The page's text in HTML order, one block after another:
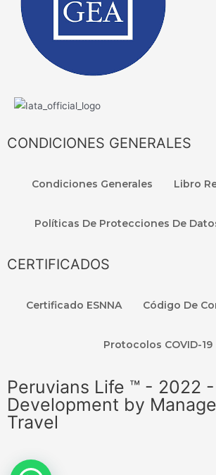
CONDICIONES GENERALES
Condiciones Generales Libro
Políticas De Protecciones De
CERTIFICADOS
Certificado ESNNA Código De
Protocolos COVID-19
Peruvians Life ™ - 2022
Development by
Travel